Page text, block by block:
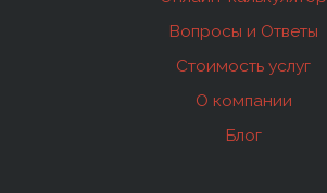
Вопросы и Ответы
Стоимость услуг
О компании
Блог